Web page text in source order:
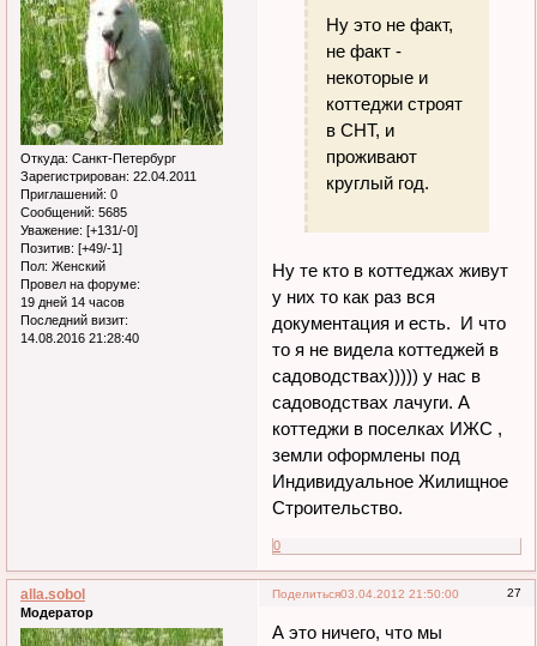
Откуда: Санкт-Петербург
Зарегистрирован: 22.04.2011
Приглашений: 0
Сообщений: 5685
Уважение: [+131/-0]
Позитив: [+49/-1]
Пол: Женский
Провел на форуме:
19 дней 14 часов
Последний визит:
14.08.2016 21:28:40
Ну это не факт,
не факт -
некоторые и
коттеджи строят
в СНТ, и
проживают
круглый год.
Ну те кто в коттеджах живут
у них то как раз вся
документация и есть. И что
то я не видела коттеджей в
садоводствах))))) у нас в
садоводствах лачуги. А
коттеджи в поселках ИЖС ,
земли оформлены под
Индивидуальное Жилищное
Строительство.
0
Поделиться 27
03.04.2012 21:50:00
alla.sobol
Модератор
А это ничего, что мы